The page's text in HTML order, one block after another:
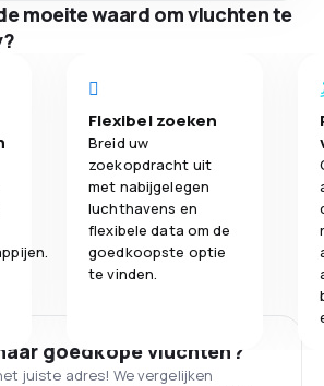
moeite waard om vluchten te
Flexibel zoeken
Breid uw
zoekopdracht uit
met nabijgelegen
luchthavens en
flexibele data om de
goedkoopste optie
te vinden.
goedkope vluchten?
juiste adres! We vergelijken